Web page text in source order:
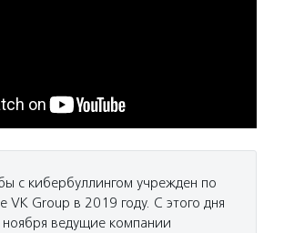
с кибербуллингом учрежден по
VK Group в 2019 году. С этого дня
ноября ведущие компании